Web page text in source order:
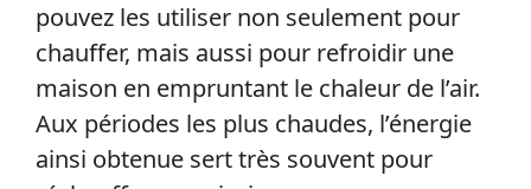
pouvez les utiliser non seulement pour
chauffer, mais aussi pour refroidir une
maison en empruntant le chaleur de l’air.
Aux périodes les plus chaudes, l’énergie
ainsi obtenue sert très souvent pour